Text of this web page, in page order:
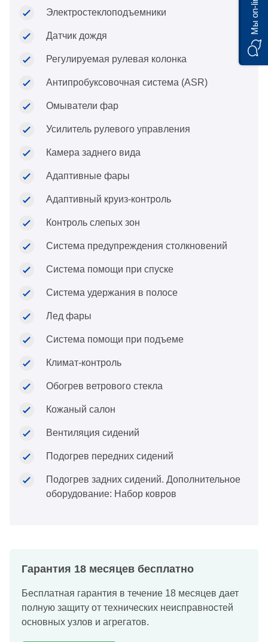
Электростеклоподъемники
Датчик дождя
Регулируемая рулевая колонка
Антипробуксовочная система (ASR)
Омыватели фар
Усилитель рулевого управления
Камера заднего вида
Адаптивные фары
Адаптивный круиз-контроль
Контроль слепых зон
Система предупреждения столкновений
Система помощи при спуске
Система удержания в полосе
Лед фары
Система помощи при подъеме
Климат-контроль
Обогрев ветрового стекла
Кожаный салон
Вентиляция сидений
Подогрев передних сидений
Подогрев задних сидений. Дополнительное
оборудование: Набор ковров
Гарантия 18 месяцев бесплатно
Бесплатная гарантия в течение 18 месяцев дает
полную защиту от технических неисправностей
основных узлов и агрегатов.
Мы on-line)